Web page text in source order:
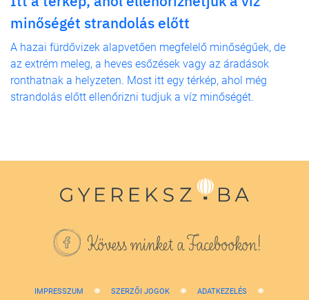
minőségét strandolás előtt
A hazai fürdővizek alapvetően megfelelő minőségűek, de
az extrém meleg, a heves esőzések vagy az áradások
ronthatnak a helyzeten. Most itt egy térkép, ahol még
strandolás előtt ellenőrizni tudjuk a víz minőségét.
Kövess minket a Facebookon!
IMPRESSZUM SZERZŐI JOGOK ADATKEZELÉS